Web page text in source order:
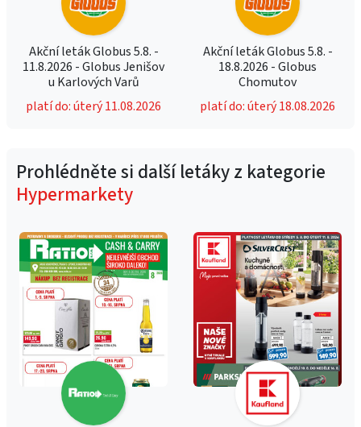
Akční leták Globus 5.8. -
11.8.2026 - Globus Jenišov
u Karlových Varů
platí do: úterý 11.08.2026
Akční leták Globus 5.8. -
18.8.2026 - Globus
Chomutov
platí do: úterý 18.08.2026
Prohlédněte si další letáky z kategorie
Hypermarkety